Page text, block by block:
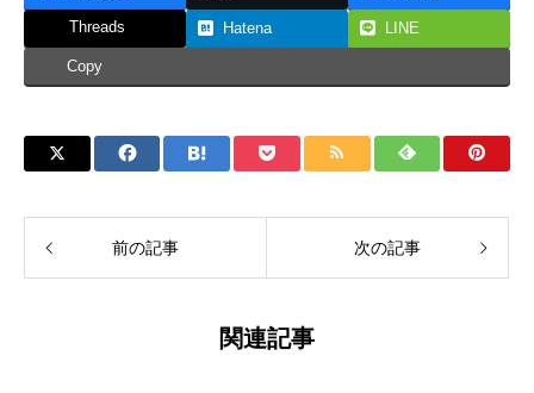
Threads Hatena LINE
Copy
前の記事 次の記事
関連記事